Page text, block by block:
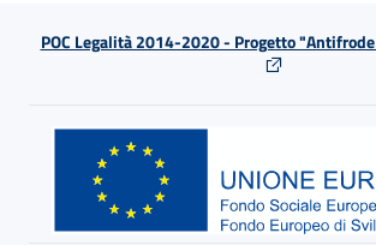
POC Legalità 2014-2020 - Progetto